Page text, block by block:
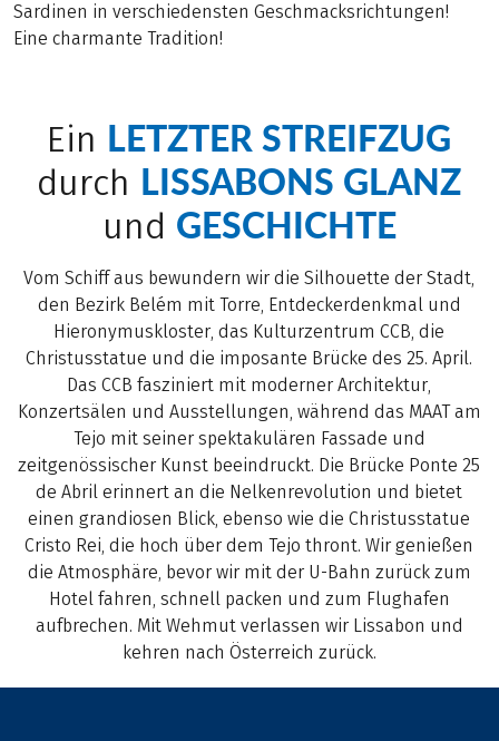
Sardinen in verschiedensten Geschmacksrichtungen!
Eine charmante Tradition!
Ein LETZTER STREIFZUG
durch LISSABONS GLANZ
und GESCHICHTE
Vom Schiff aus bewundern wir die Silhouette der Stadt,
den Bezirk Belém mit Torre, Entdeckerdenkmal und
Hieronymuskloster, das Kulturzentrum CCB, die
Christusstatue und die imposante Brücke des 25. April.
Das CCB fasziniert mit moderner Architektur,
Konzertsälen und Ausstellungen, während das MAAT am
Tejo mit seiner spektakulären Fassade und
zeitgenössischer Kunst beeindruckt. Die Brücke Ponte 25
de Abril erinnert an die Nelkenrevolution und bietet
einen grandiosen Blick, ebenso wie die Christusstatue
Cristo Rei, die hoch über dem Tejo thront. Wir genießen
die Atmosphäre, bevor wir mit der U-Bahn zurück zum
Hotel fahren, schnell packen und zum Flughafen
aufbrechen. Mit Wehmut verlassen wir Lissabon und
kehren nach Österreich zurück.